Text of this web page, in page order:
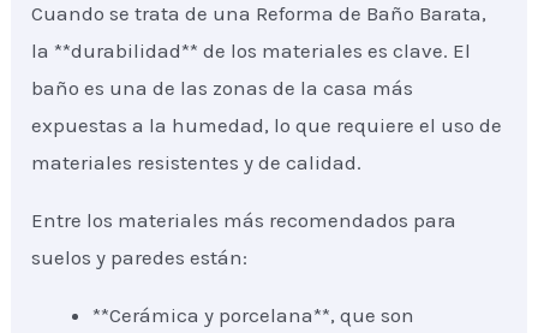
Cuando se trata de una Reforma de Baño Barata,
la **durabilidad** de los materiales es clave. El
baño es una de las zonas de la casa más
expuestas a la humedad, lo que requiere el uso de
materiales resistentes y de calidad.
Entre los materiales más recomendados para
suelos y paredes están:
**Cerámica y porcelana**, que son